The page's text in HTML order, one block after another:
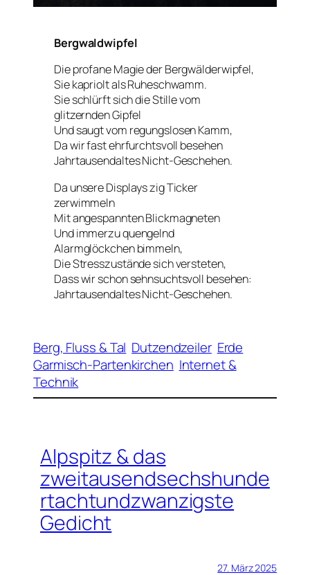
Bergwaldwipfel
Die profane Magie der Bergwälderwipfel,
Sie kapriolt als Ruheschwamm.
Sie schlürft sich die Stille vom
glitzernden Gipfel
Und saugt vom regungslosen Kamm,
Da wir fast ehrfurchtsvoll besehen
Jahrtausendaltes Nicht-Geschehen.
Da unsere Displays zig Ticker
zerwimmeln
Mit angespannten Blickmagneten
Und immerzu quengelnd
Alarmglöckchen bimmeln,
Die Stresszustände sich versteten,
Dass wir schon sehnsuchtsvoll besehen:
Jahrtausendaltes Nicht-Geschehen.
Berg, Fluss & Tal Dutzendzeiler Erde
Garmisch-Partenkirchen Internet &
Technik
Alpspitz & das
zweitausendsechshunde
rtachtundzwanzigste
Gedicht
27. März 2025